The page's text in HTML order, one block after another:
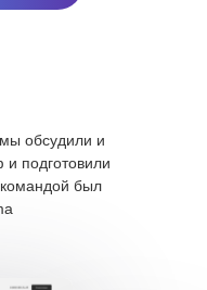
обсудили и
подготовили
был